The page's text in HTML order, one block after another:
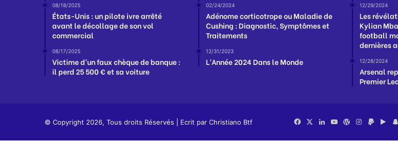
08/18/2025
États-Unis : un pilote ivre arrêté
avant le décollage de son vol
commercial
08/17/2025
Victime d’un faux chèque de banque :
il perd 25 500 € et sa voiture
02/24/2024
Adénome corticotrope ou Maladie de
Cushing : Diagnostic, Symptômes et
Traitements
12/31/2023
L’Année 2024 Dans le Monde
12/29/2024
Les
Kylian
football
dernières
12/28/2024
Arsenal
Premier
© Copyright 2026, Tous droits Réservés | Ecrit par Christiano Btf FacebookLinkedinYouTubeWordPress
Instagram
PayPal